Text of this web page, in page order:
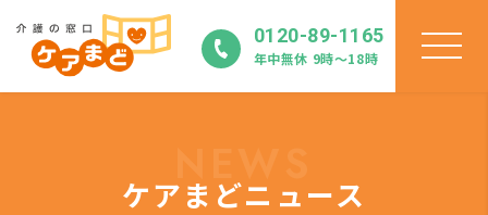
0120-89-1165
年中無休 9時〜18時
ケアまどニュース